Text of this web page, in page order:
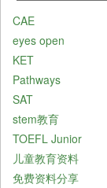
CAE
eyes open
KET
Pathways
SAT
stem教育
TOEFL Junior
儿童教育资料
免费资料分享